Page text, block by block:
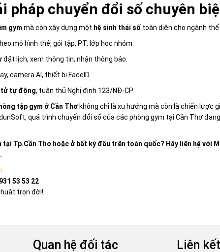
pháp chuyển đổi số chuyên
gym mà còn xây dựng một hệ sinh thái số toàn diện cho ngành thể
mô hình thẻ, gói tập, PT, lớp học nhóm.
đặt lịch, xem thông tin, nhận thông báo.
camera AI, thiết bị FaceID.
tử tự động, tuân thủ Nghị định 123/NĐ-CP.
tập gym ở Cần Thơ không chỉ là xu hướng mà còn là chiến lược
quá trình chuyển đổi số của các phòng gym tại Cần Thơ
tại Tp.Cần Thơ hoặc ở bất kỳ đâu trên toàn quốc? Hãy liên hệ với
53 53 22
trọn đời!
Quan hệ đối tác Liên